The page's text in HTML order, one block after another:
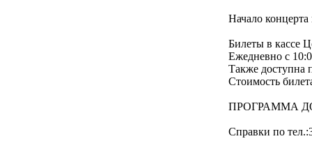
Начало концерта
Билеты в кассе
Ежедневно с
Также доступна
Стоимость
ПРОГРАММА
Справки по